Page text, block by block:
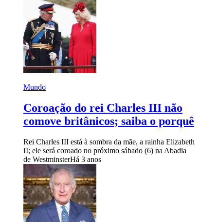
Mundo
Coroação do rei Charles III não
comove britânicos; saiba o porquê
Rei Charles III está à sombra da mãe, a rainha Elizabeth
II; ele será coroado no próximo sábado (6) na Abadia
de WestminsterHá 3 anos